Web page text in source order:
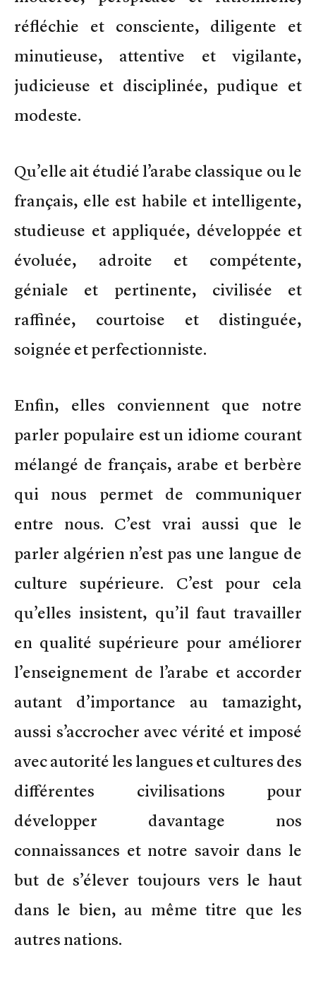
réfléchie et consciente, diligente et
minutieuse, attentive et vigilante,
judicieuse et disciplinée, pudique et
modeste.
Qu’elle ait étudié l’arabe classique ou le
français, elle est habile et intelligente,
studieuse et appliquée, développée et
évoluée, adroite et compétente,
géniale et pertinente, civilisée et
raffinée, courtoise et distinguée,
soignée et perfectionniste.
Enfin, elles conviennent que notre
parler populaire est un idiome courant
mélangé de français, arabe et berbère
qui nous permet de communiquer
entre nous. C’est vrai aussi que le
parler algérien n’est pas une langue de
culture supérieure. C’est pour cela
qu’elles insistent, qu’il faut travailler
en qualité supérieure pour améliorer
l’enseignement de l’arabe et accorder
autant d’importance au tamazight,
aussi s’accrocher avec vérité et imposé
avec autorité les langues et cultures des
différentes civilisations pour
développer davantage nos
connaissances et notre savoir dans le
but de s’élever toujours vers le haut
dans le bien, au même titre que les
autres nations.